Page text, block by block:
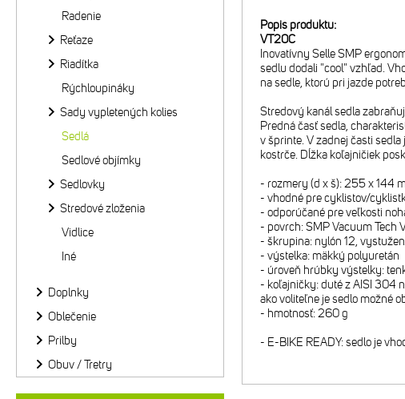
Popis produktu:
VT20C
Inovatívny Selle SMP
sedlu dodali "cool" vzhľad.
na sedle, ktorú pri jazde
Stredový kanál sedla
Predná časť sedla,
v šprinte. V zadnej časti
kostrče. Dĺžka koľajničiek
- rozmery (d x š): 255 x 144
- vhodné pre cyklistov/
- odporúčané pre veľkosti
- povrch: SMP Vacuum Tech
- škrupina: nylón 12,
- výstelka: mäkký polyuretán
- úroveň hrúbky výstelky:
- koľajničky: duté z AISI 304
ako voliteľne je sedlo možné
- hmotnosť: 260 g
- E-BIKE READY: sedlo je
Radenie
Reťaze
Riadítka
Rýchloupináky
Sady vypletených kolies
Sedlá
Sedlové objímky
Sedlovky
Stredové zloženia
Vidlice
Iné
Doplnky
Oblečenie
Prilby
Obuv / Tretry